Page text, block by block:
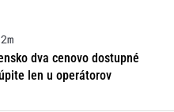
2m
dva cenovo dostupné
len u operátorov